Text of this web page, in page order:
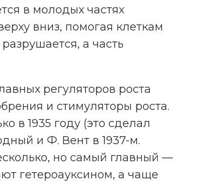
в молодых частях
вниз, помогая клеткам
а часть
регуляторов роста
и стимуляторы роста.
в 1935 году (это сделал
и Ф. Вент в 1937-м.
но самый главный —
гетероауксином, а чаще